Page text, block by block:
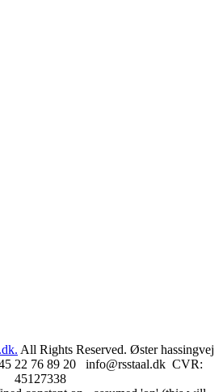
All Rights Reserved. Øster hassingvej
22 76 89 20 info@rsstaal.dk CVR:
45127338